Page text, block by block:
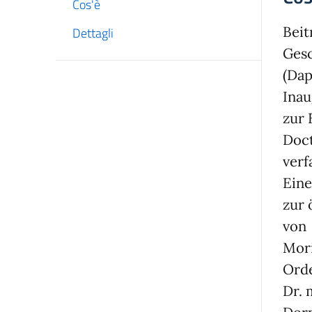
Cos'è
Dettagli
zur
zur
von
Dr.